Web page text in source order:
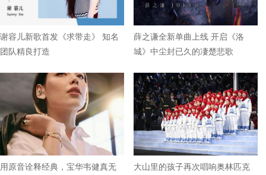
谢容儿新歌首发《求带走》 知名
团队精良打造
薛之谦全新单曲上线 开启《洛
城》中尘封已久的凄楚悲歌
用原音诠释经典，宝华韦健真无
大山里的孩子再次唱响奥林匹克